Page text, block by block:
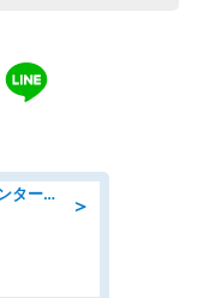
＞
一般事務・OA事務/半導体開発センター内で事務&軽作業スタッフ、募集